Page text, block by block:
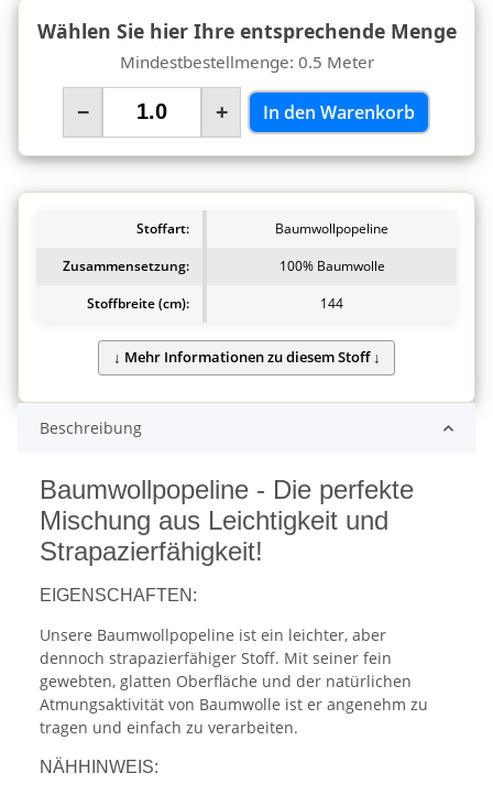
Wählen Sie hier Ihre entsprechende Menge
Mindestbestellmenge: 0.5 Meter
− + In den Warenkorb
Stoffart:
Baumwollpopeline
Zusammensetzung:
100% Baumwolle
Stoffbreite (cm):
144
Beschreibung
Baumwollpopeline - Die perfekte
Mischung aus Leichtigkeit und
Strapazierfähigkeit!
EIGENSCHAFTEN:
Unsere Baumwollpopeline ist ein leichter, aber
dennoch strapazierfähiger Stoff. Mit seiner fein
gewebten, glatten Oberfläche und der natürlichen
Atmungsaktivität von Baumwolle ist er angenehm zu
tragen und einfach zu verarbeiten.
NÄHHINWEIS: